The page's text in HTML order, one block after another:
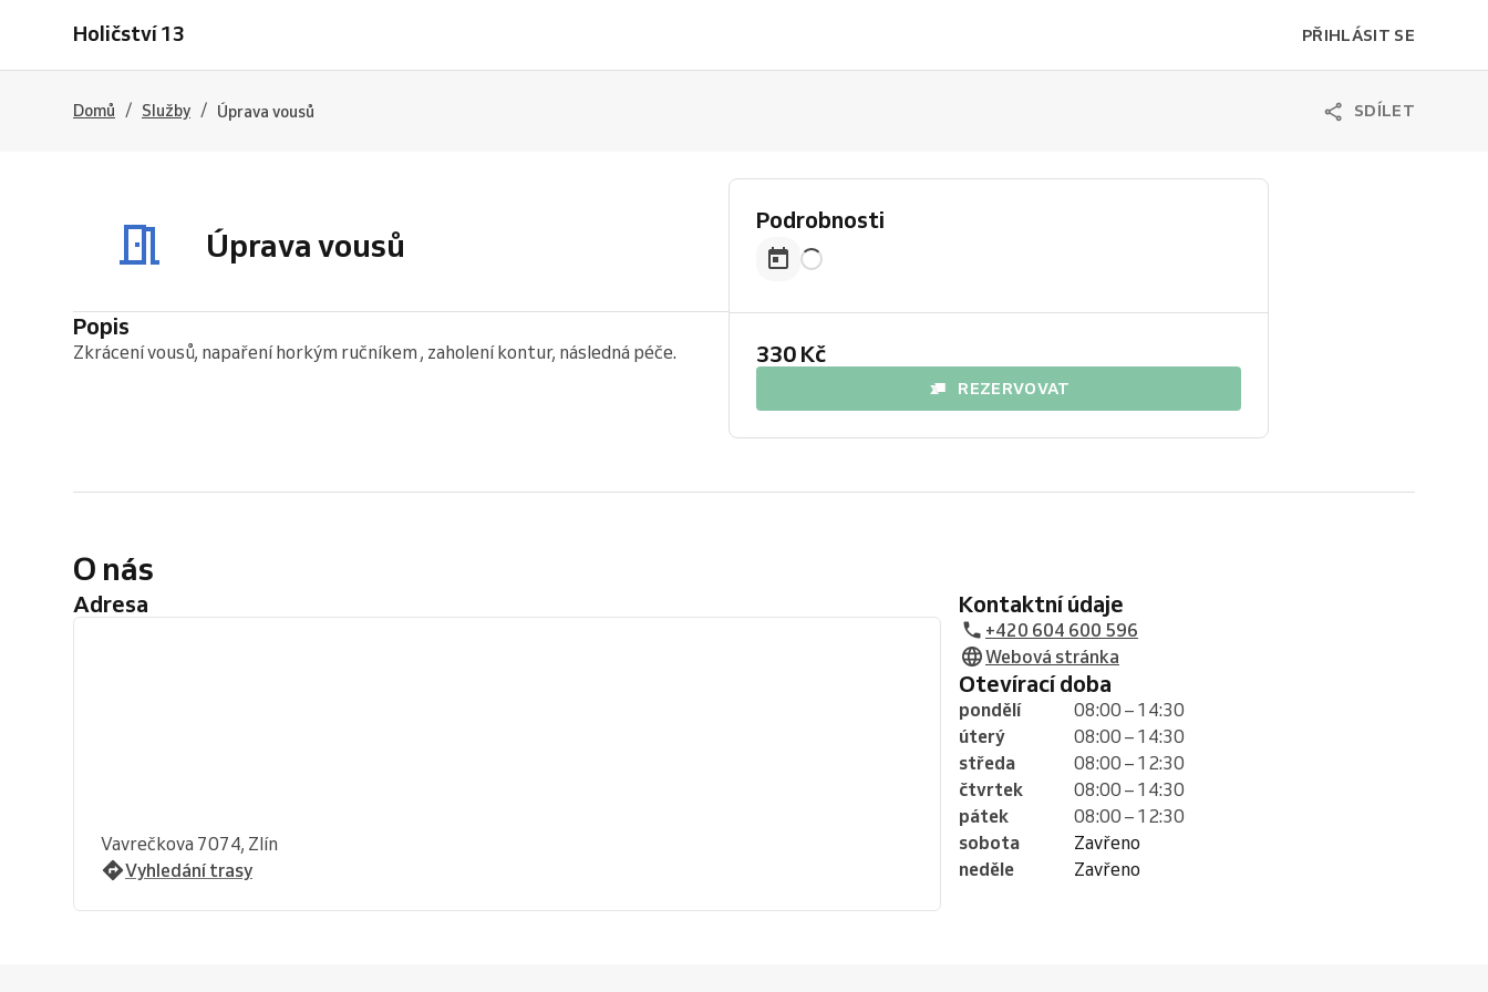
Holičství 13 PŘIHLÁSIT SE
Domů / Služby / Úprava vousů SDÍLET
Úprava vousů
Popis
Zkrácení vousů, napaření horkým ručníkem , zaholení kontur, následná péče.
Podrobnosti
330 Kč
REZERVOVAT
O nás
Adresa
Vavrečkova 7074, Zlín
Vyhledání trasy
Kontaktní údaje
+420 604 600 596
Webová stránka
Otevírací doba
pondělí
08:00 – 14:30
úterý
08:00 – 14:30
středa
08:00 – 12:30
čtvrtek
08:00 – 14:30
pátek
08:00 – 12:30
sobota
Zavřeno
neděle
Zavřeno